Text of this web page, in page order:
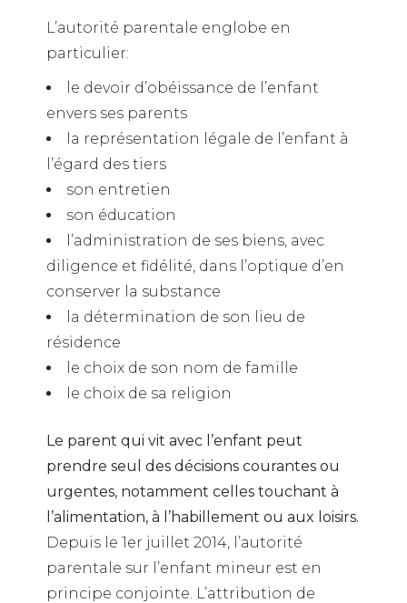
L’autorité parentale englobe en
particulier:
le devoir d’obéissance de l’enfant
envers ses parents
la représentation légale de l’enfant à
l’égard des tiers
son entretien
son éducation
l’administration de ses biens, avec
diligence et fidélité, dans l’optique d’en
conserver la substance
la détermination de son lieu de
résidence
le choix de son nom de famille
le choix de sa religion
Le parent qui vit avec l’enfant peut
prendre seul des décisions courantes ou
urgentes, notamment celles touchant à
l’alimentation, à l’habillement ou aux loisirs.
Depuis le 1er juillet 2014, l’autorité
parentale sur l’enfant mineur est en
principe conjointe. L’attribution de